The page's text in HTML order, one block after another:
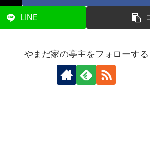
LINE
やまだ家の亭主をフォローする